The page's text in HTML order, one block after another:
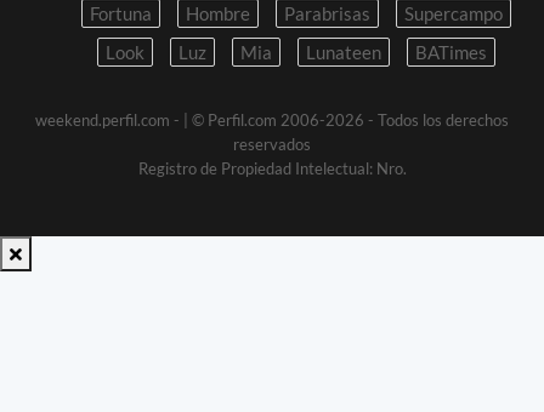
Fortuna
Hombre Parabrisas
Supercampo
Look
Luz Mia Lunateen BATimes
weekend.perfil.com - | © Perfil.com 2006-2026 - Todos los derechos
reservados
Registro de Propiedad Intelectual: Nro.